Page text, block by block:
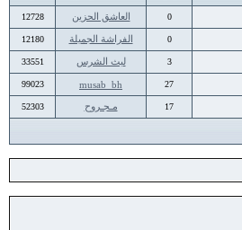
0 العاشق الحزين 12728
0 الفراشة الجميلة 12180
3 ليث الشرس 33551
27
musab_bh
99023
17 مـجـروح 52303